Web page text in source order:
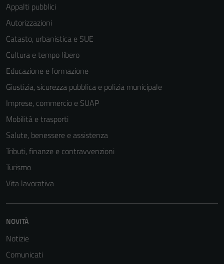
Appalti pubblici
Autorizzazioni
Catasto, urbanistica e SUE
Cultura e tempo libero
Educazione e formazione
Giustizia, sicurezza pubblica e polizia municipale
Imprese, commercio e SUAP
Mobilità e trasporti
Salute, benessere e assistenza
Tributi, finanze e contravvenzioni
Turismo
Vita lavorativa
NOVITÀ
Notizie
Comunicati